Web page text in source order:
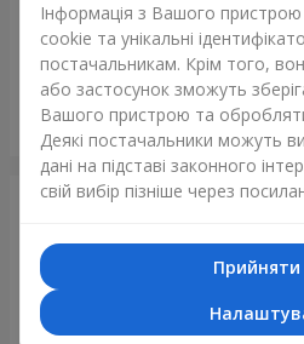
5 червоних
Інформація з Вашого
cookie та унікальні
постачальникам. Крім того,
або застосунок зможуть
Вашого пристрою та
Деякі постачальники можуть
дані на підставі законного
свій вибір пізніше через
Прийняти